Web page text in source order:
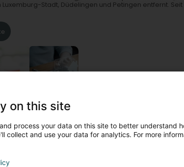
Stadt, Düdelingen und Petingen entfernt. Seit
Immobilien - Ankauf, Vermietung, Verkauf
Sàrl
Uelzecht)
on this site
process your data on this site to better understand
collect and use your data for analytics. For more